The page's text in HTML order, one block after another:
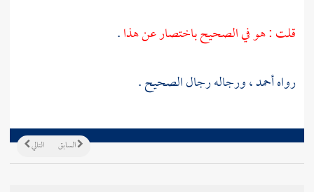
قلت : هو في الصحيح باختصار عن هذا.
رواهأحمد، ورجاله رجال الصحيح .
التالي السابق